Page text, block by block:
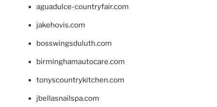
aguadulce-countryfair.com
jakehovis.com
bosswingsduluth.com
birminghamautocare.com
tonyscountrykitchen.com
jbellasnailspa.com